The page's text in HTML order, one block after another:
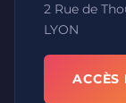
2 Rue de
LYON
ACCÈS